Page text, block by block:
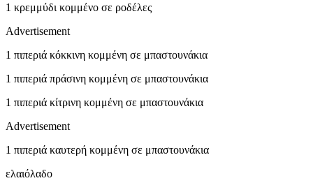
1 κρεμμύδι κομμένο σε ροδέλες
Advertisement
1 πιπεριά κόκκινη κομμένη σε μπαστουνάκια
1 πιπεριά πράσινη κομμένη σε μπαστουνάκια
1 πιπεριά κίτρινη κομμένη σε μπαστουνάκια
Advertisement
1 πιπεριά καυτερή κομμένη σε μπαστουνάκια
ελαιόλαδο